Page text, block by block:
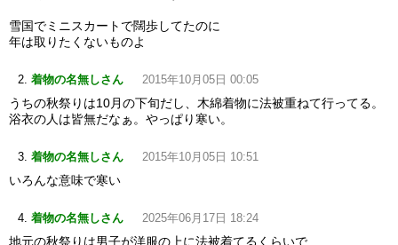
雪国でミニスカートで闊歩してたのに
年は取りたくないものよ
着物の名無しさん 2015年10月05日 00:05
うちの秋祭りは10月の下旬だし、木綿着物に法被重ねて行ってる。
浴衣の人は皆無だなぁ。やっぱり寒い。
着物の名無しさん 2015年10月05日 10:51
いろんな意味で寒い
着物の名無しさん 2025年06月17日 18:24
地元の秋祭りは男子が洋服の上に法被着てるくらいで